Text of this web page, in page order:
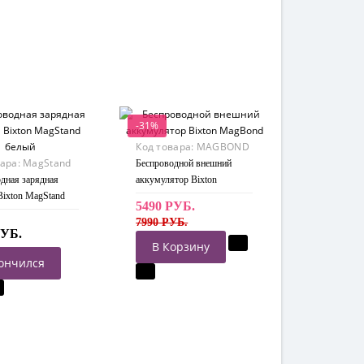
MagStand
зарядная
MagStand
-31%
Код товара: MAGBOND
Беспроводной внешний
аккумулятор Bixton
5490 РУБ.
7990 РУБ.
В Корзину